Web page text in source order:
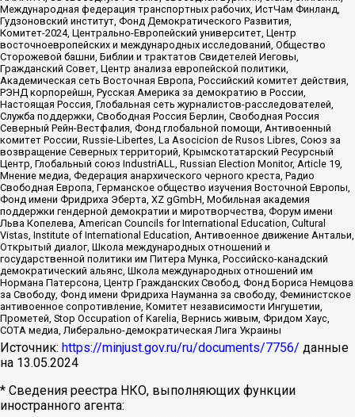
Международная федерация транспортных рабочих, ИстЧам Финланд,
Гудзоновский институт, Фонд Демократического Развития,
Комитет-2024, Центрально-Европейский университет, Центр
восточноевропейских и международных исследований, Общество
Сторожевой башни, Библии и трактатов Свидетелей Иеговы,
Гражданский Совет, Центр анализа европейской политики,
Академическая сеть Восточная Европа, Российский комитет действия,
РЭНД корпорейшн, Русская Америка за демократию в России,
Настоящая Россия, Глобальная сеть журналистов-расследователей,
Служба поддержки, Свободная Россия Берлин, Свободная Россия
Северный Рейн-Вестфалия, Фонд глобальной помощи, Антивоенный
комитет России, Russie-Libertes, La Asocicion de Rusos Libres, Союз за
возвращение Северных территорий, Крымскотатарский Ресурсный
Центр, Глобальный союз IndustriALL, Russian Election Monitor, Article 19,
Мнение медиа, Федерация анархического черного креста, Радио
Свободная Европа, Германское общество изучения Восточной Европы,
Фонд имени Фридриха Эберта, XZ gGmbH, Мобильная академия
поддержки гендерной демократии и миротворчества, Форум имени
Льва Копелева, American Councils for International Education, Cultural
Vistas, Institute of International Education, Антивоенное движение Антальи,
Открытый диалог, Школа международных отношений и
государственной политики им Питера Мунка, Российско-канадский
демократический альянс, Школа международных отношений им
Нормана Патерсона, Центр Гражданских Свобод, Фонд Бориса Немцова
за Свободу, Фонд имени Фридриха Науманна за свободу, Феминистское
антивоенное сопротивление, Комитет независимости Ингушетии,
Прометей, Stop Occupation of Karelia, Вернись живым, Фридом Хаус,
СОТА медиа, Либерально-демократическая Лига Украины
Источник: https://minjust.gov.ru/ru/documents/7756/ данные
на 13.05.2024
* Сведения реестра НКО, выполняющих функции
иностранного агента: